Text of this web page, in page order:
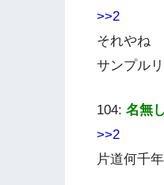
>>2
それやね
サンプル
104: 名無
>>2
片道何千